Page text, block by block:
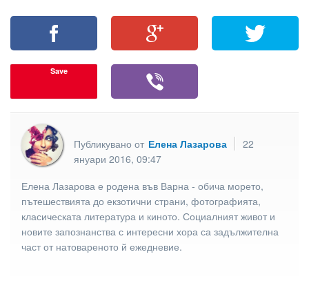
Save
Публикувано от Елена Лазарова
22
януари 2016, 09:47
Елена Лазарова е родена във Варна - обича морето,
пътешествията до екзотични страни, фотографията,
класическата литература и киното. Социалният живот и
новите запознанства с интересни хора са задължителна
част от натовареното й ежедневие.